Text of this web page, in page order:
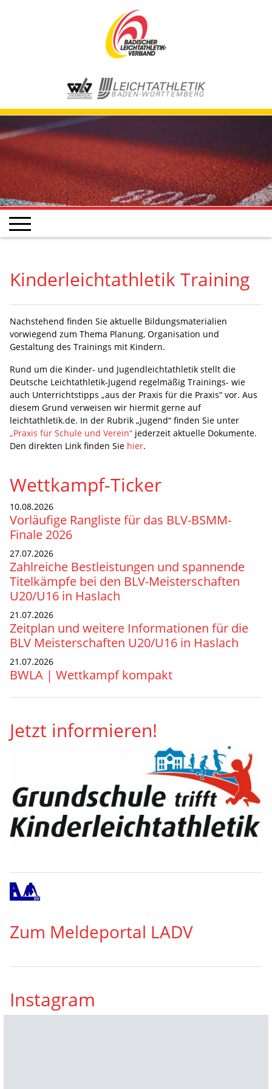
Kinderleichtathletik Training
Nachstehend finden Sie aktuelle Bildungsmaterialien
vorwiegend zum Thema Planung, Organisation und
Gestaltung des Trainings mit Kindern.
Rund um die Kinder- und Jugendleichtathletik stellt die
Deutsche Leichtathletik-Jugend regelmäßig Trainings- wie
auch Unterrichtstipps „aus der Praxis für die Praxis“ vor. Aus
diesem Grund verweisen wir hiermit gerne auf
leichtathletik.de. In der Rubrik „Jugend“ finden Sie unter
„Praxis für Schule und Verein“ jederzeit aktuelle Dokumente.
Den direkten Link finden Sie hier.
Wettkampf-Ticker
10.08.2026
Vorläufige Rangliste für das BLV-BSMM-
Finale 2026
27.07.2026
Zahlreiche Bestleistungen und spannende
Titelkämpfe bei den BLV-Meisterschaften
U20/U16 in Haslach
21.07.2026
Zeitplan und weitere Informationen für die
BLV Meisterschaften U20/U16 in Haslach
21.07.2026
BWLA | Wettkampf kompakt
Jetzt informieren!
Zum Meldeportal LADV
Instagram